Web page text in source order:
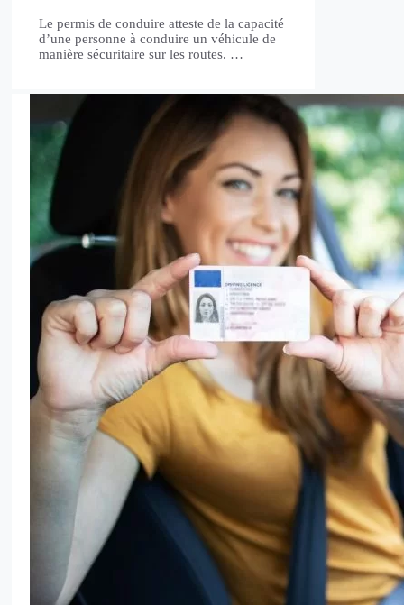
Le permis de conduire atteste de la capacité
d’une personne à conduire un véhicule de
manière sécuritaire sur les routes. …